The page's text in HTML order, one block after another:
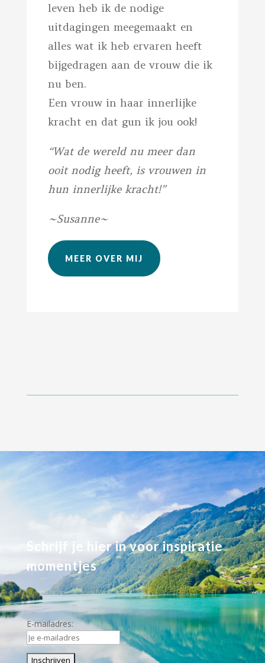
leven heb ik de nodige
uitdagingen meegemaakt en
alles wat ik heb ervaren heeft
bijgedragen aan de vrouw die ik
nu ben.
Een vrouw in haar innerlijke
kracht en dat gun ik jou ook!
“Wat de wereld nu meer dan
ooit nodig heeft, is vrouwenin
hun innerlijke kracht!”
~Susanne~
MEER OVER MIJ
Schrijf je hier in voor inspiratie
momentjes
E-mailadres: